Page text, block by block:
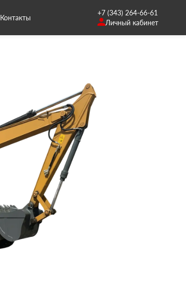
Контакты
+7 (343) 264-66-61
Личный кабинет